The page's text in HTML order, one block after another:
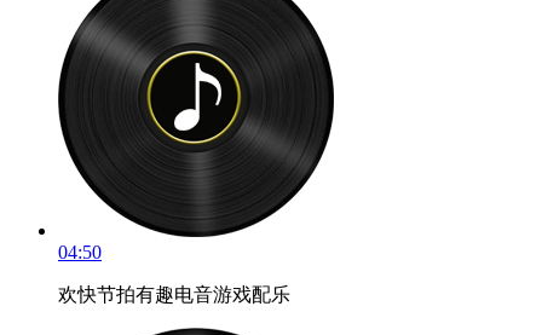
04:50
欢快节拍有趣电音游戏配乐